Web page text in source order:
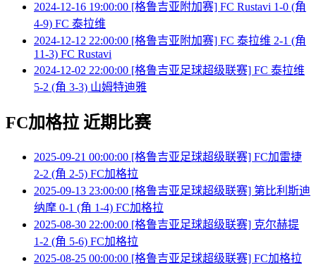
2024-12-16 19:00:00 [格鲁吉亚附加赛] FC Rustavi 1-0 (角
4-9) FC 泰拉维
2024-12-12 22:00:00 [格鲁吉亚附加赛] FC 泰拉维 2-1 (角
11-3) FC Rustavi
2024-12-02 22:00:00 [格鲁吉亚足球超级联赛] FC 泰拉维
5-2 (角 3-3) 山姆特迪雅
FC加格拉 近期比赛
2025-09-21 00:00:00 [格鲁吉亚足球超级联赛] FC加雷捷
2-2 (角 2-5) FC加格拉
2025-09-13 23:00:00 [格鲁吉亚足球超级联赛] 第比利斯迪
纳摩 0-1 (角 1-4) FC加格拉
2025-08-30 22:00:00 [格鲁吉亚足球超级联赛] 克尔赫提
1-2 (角 5-6) FC加格拉
2025-08-25 00:00:00 [格鲁吉亚足球超级联赛] FC加格拉